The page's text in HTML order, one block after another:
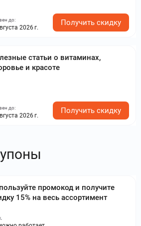
до:
2026 г.
Получить скидку
статьи о витаминах,
и красоте
до:
2026 г.
Получить скидку
промокод и получите
15% на весь ассортимент